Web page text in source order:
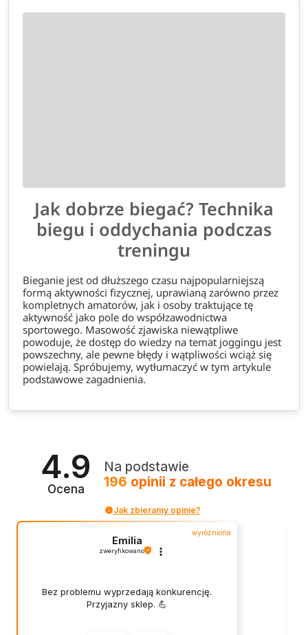
Jak dobrze biegać? Technika
biegu i oddychania podczas
treningu
Bieganie jest od dłuższego czasu najpopularniejszą
formą aktywności fizycznej, uprawianą zarówno przez
kompletnych amatorów, jak i osoby traktujące tę
aktywność jako pole do współzawodnictwa
sportowego. Masowość zjawiska niewątpliwe
powoduje, że dostęp do wiedzy na temat joggingu jest
powszechny, ale pewne błędy i wątpliwości wciąż się
powielają. Spróbujemy, wytłumaczyć w tym artykule
podstawowe zagadnienia.
4.9
Ocena
Na podstawie
196 opinii z całego okresu
Jak zbieramy opinie?
wyróżniona
Emilia
zweryfikowano
Bez problemu wyprzedają konkurencję.
Przyjazny sklep. 💪